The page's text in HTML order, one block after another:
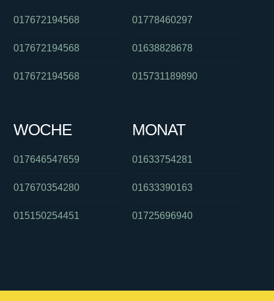
017672194568
017672194568
017672194568
01778460297
01638828678
015731189890
WOCHE
017646547659
017670354280
015150254451
MONAT
01633754281
01633390163
01725696940